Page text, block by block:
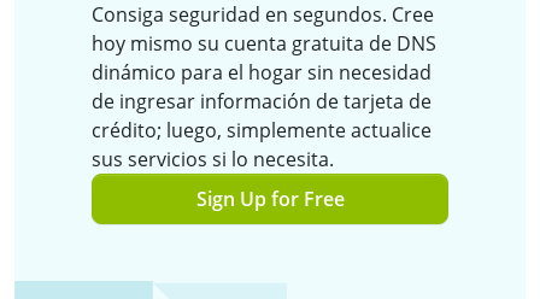
Consiga seguridad en segundos. Cree
hoy mismo su cuenta gratuita de DNS
dinámico para el hogar sin necesidad
de ingresar información de tarjeta de
crédito; luego, simplemente actualice
sus servicios si lo necesita.
Sign Up for Free